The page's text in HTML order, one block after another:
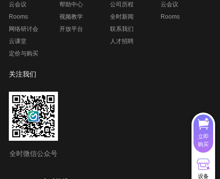
云会议
Rooms
网络研讨会
云课堂
定价与购买
帮助中心
视频教学
开放平台
公司历程
全时新闻
联系我们
人才招聘
云会议
Rooms
关注我们
全时微信公众号
立即
购买
设备